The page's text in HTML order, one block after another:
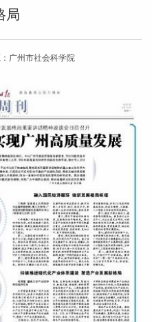
局
州市社会科学院